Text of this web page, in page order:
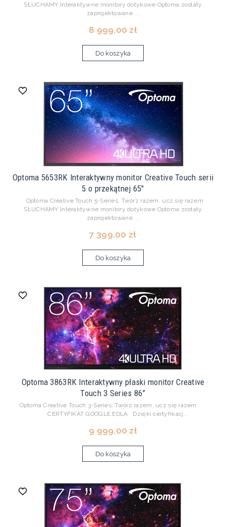
SŁUCHAMY Interaktywne monitory dotykowe Optoma zostały
zaprojektowane ...
8 999,00 zł
Do koszyka
Optoma 5653RK Interaktywny monitor Creative Touch serii
5 o przekątnej 65"
Optoma Creative Touch 5-Series. Twórz razem, ucz się razem
SŁUCHAMY Interaktywne monitory dotykowe Optoma zostały
zaprojektowane ...
7 399,00 zł
Do koszyka
Optoma 3863RK Interaktywny płaski monitor Creative
Touch 3 Series 86”
Optoma Creative Touch 3-Series. Twórz razem, ucz się razem
CERTYFIKAT GOOGLE EDLA Dzięki certyfikacj...
9 999,00 zł
Do koszyka